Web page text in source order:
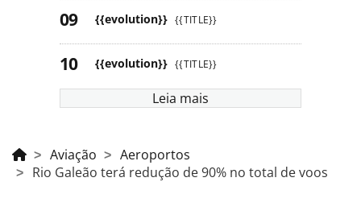
{{evolution}} {{TITLE}}
{{evolution}} {{TITLE}}
Leia mais
Aviação
Aeroportos
Rio Galeão terá redução de 90% no total de voos